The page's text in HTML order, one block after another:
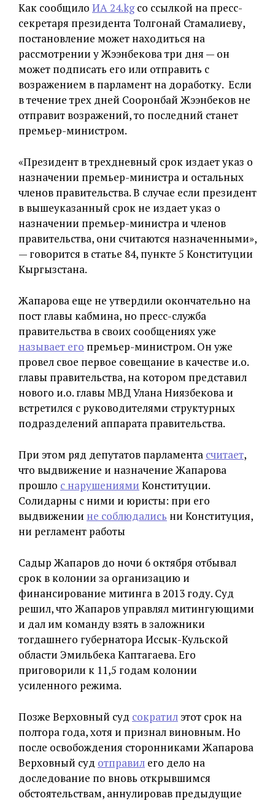
Как сообщило ИА 24.kgсо ссылкой на пресс-
секретаря президента Толгонай Стамалиеву,
постановление может находиться на
рассмотрении у Жээнбекова три дня — он
может подписать его или отправить с
возражением в парламент на доработку. Если
в течение трех дней Сооронбай Жээнбеков не
отправит возражений, то последний станет
премьер-министром.
«Президент в трехдневный срок издает указ о
назначении премьер-министра и остальных
членов правительства. В случае если президент
в вышеуказанный срок не издает указ о
назначении премьер-министра и членов
правительства, они считаются назначенными»,
— говорится в статье 84, пункте 5 Конституции
Кыргызстана.
Жапарова еще не утвердили окончательно на
пост главы кабмина, но пресс-служба
правительства в своих сообщениях уже
называет его премьер-министром. Он уже
провел свое первое совещание в качестве и.о.
главы правительства, на котором представил
нового и.о. главы МВД Улана Ниязбекова и
встретился с руководителями структурных
подразделений аппарата правительства.
При этом ряд депутатов парламента считает,
что выдвижение и назначение Жапарова
прошло с нарушениями Конституции.
Солидарны с ними и юристы: при его
выдвижении не соблюдались ни Конституция,
ни регламент работы
Садыр Жапаров до ночи 6 октября отбывал
срок в колонии за организацию и
финансирование митинга в 2013 году. Суд
решил, что Жапаров управлял митингующими
и дал им команду взять в заложники
тогдашнего губернатора Иссык-Кульской
области Эмильбека Каптагаева. Его
приговорили к 11,5 годам колонии
усиленного режима.
Позже Верховный суд сократилэтот срок на
полтора года, хотя и признал виновным. Но
после освобождения сторонниками Жапарова
Верховный суд отправил его дело на
доследование по вновь открывшимся
обстоятельствам, аннулировав предыдущие